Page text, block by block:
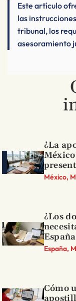
Este artículo
las
tribunal, los
asesoramiento
¿La
México,
¿Los
España,
Cómo